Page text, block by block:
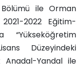
ile Orman
2022 Eğitim-
“Yükseköğretim
Düzeyindeki
Anadal-Yandal ile